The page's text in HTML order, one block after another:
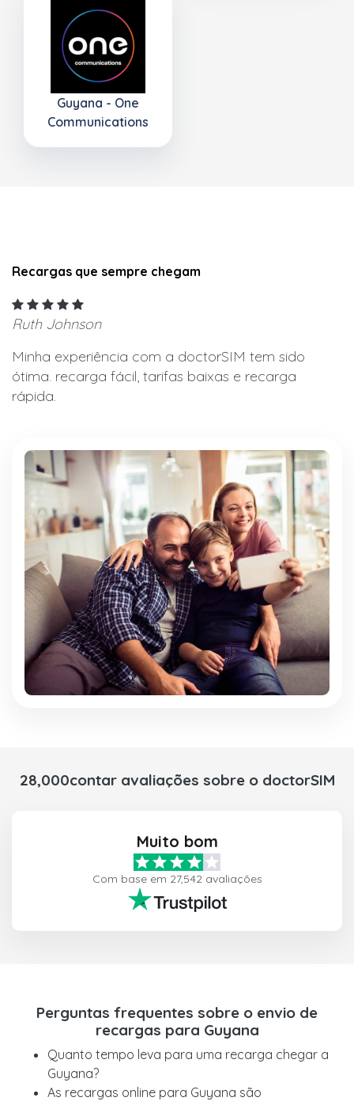
Guyana - One
Communications
Recargas que sempre chegam
Ruth Johnson
Minha experiência com a doctorSIM tem sido
ótima. recarga fácil, tarifas baixas e recarga
rápida.
28,000contar avaliações sobre o doctorSIM
Muito bom
Com base em 27,542 avaliações
Perguntas frequentes sobre o envio de
recargas para Guyana
Quanto tempo leva para uma recarga chegar a
Guyana?
As recargas online para Guyana são